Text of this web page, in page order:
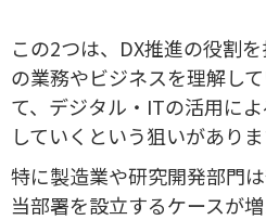
この2つは、DX推進の役割
の業務やビジネスを理解し
て、デジタル・ITの活用に
していくという狙いがありま
特に製造業や研究開発部門
当部署を設立するケースが増